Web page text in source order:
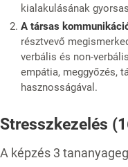
kialakulásának
A társas
résztvevő
verbális és non-
empátia, meggyőzés,
hasznosságával.
Stresszkezelés
A képzés 3